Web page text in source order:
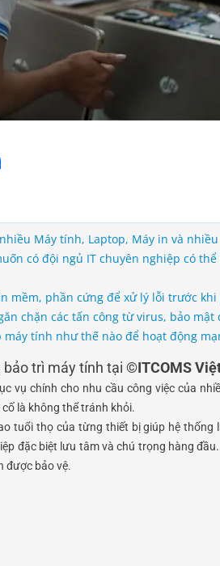
Máy tính, Laptop, Máy in và
có đội ngủ IT chuyên nghiệp có
mềm, phần cứng để xử lý lỗi trước
chặn các tấn công từ virus, bảo mật
tính như thế nào để hoạt động
bảo trì máy tính tại ©ITCOMS
vụ chính cho nhu cầu công việc của
là không thể tránh khỏi.
tuổi thọ của từng thiết bị giúp hệ thống
đặc biệt lưu tâm và chú trọng hàng
được bảo vệ.